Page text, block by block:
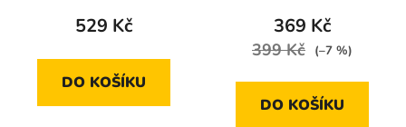
529 Kč
DO KOŠÍKU
369 Kč
399 Kč (–7 %)
DO KOŠÍKU